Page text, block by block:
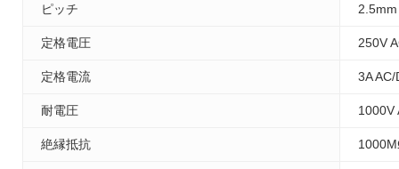
ピッチ 2.5mm
定格電圧 250V
定格電流 3A AC/
耐電圧 1000V
絶縁抵抗